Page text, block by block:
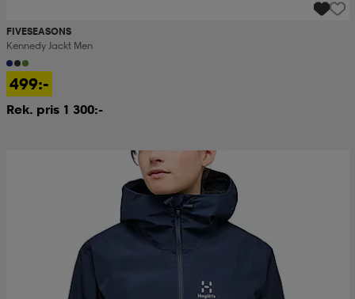
FIVESEASONS
Kennedy Jackt Men
499:-
Rek. pris 1 300:-